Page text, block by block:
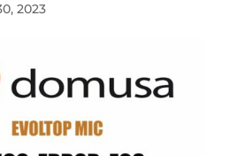
2023